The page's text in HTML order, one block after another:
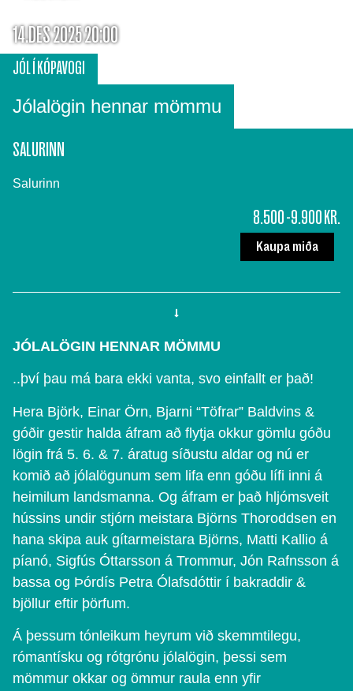
14.DES 2025 20:00
Jólalögin hennar mömmu
JÓL Í KÓPAVOGI
SALURINN
Salurinn
8.500 -9.900 KR.
Kaupa miða
JÓLALÖGIN HENNAR MÖMMU
..því þau má bara ekki vanta, svo einfallt er það!
Hera Björk, Einar Örn, Bjarni “Töfrar” Baldvins &
góðir gestir halda áfram að flytja okkur gömlu góðu
lögin frá 5. 6. & 7. áratug síðustu aldar og nú er
komið að jólalögunum sem lifa enn góðu lífi inni á
heimilum landsmanna. Og áfram er það hljómsveit
hússins undir stjórn meistara Björns Thoroddsen en
hana skipa auk gítarmeistara Björns, Matti Kallio á
píanó, Sigfús Óttarsson á Trommur, Jón Rafnsson á
bassa og Þórdís Petra Ólafsdóttir í bakraddir &
bjöllur eftir þörfum.
Á þessum tónleikum heyrum við skemmtilegu,
rómantísku og rótgrónu jólalögin, þessi sem
mömmur okkar og ömmur raula enn yfir